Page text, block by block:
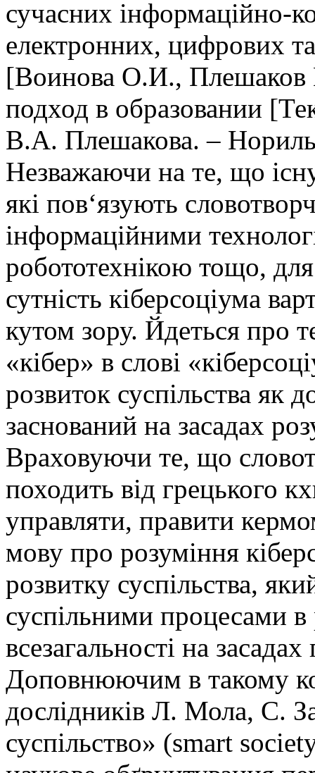
сучасних інформаційно-
електронних, цифрових
[Воинова О.И., Плешаков
подход в образовании
В.А. Плешакова. –
Незважаючи на те, що
які пов‘язують
інформаційними
робототехнікою тощо,
сутність кіберсоціума
кутом зору. Йдеться про
«кібер» в слові
розвиток суспільства як
заснований на засадах
Враховуючи те, що
походить від грецького
управляти, правити
мову про розуміння
розвитку суспільства,
суспільними процесами
всезагальності на
Доповнюючим в такому
дослідників Л. Мола, С.
суспільство» (smart